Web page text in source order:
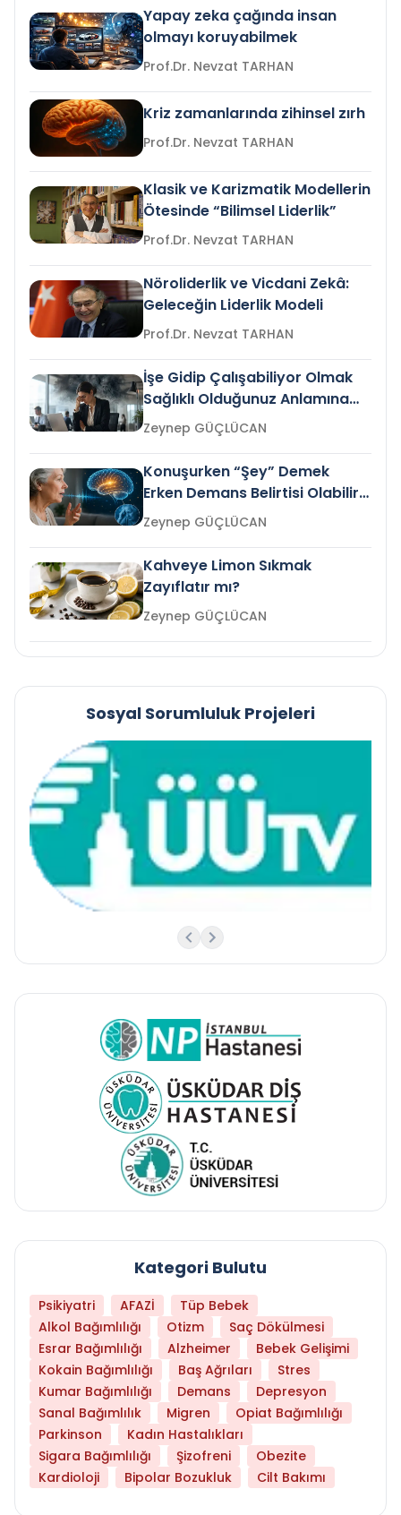
Yapay zeka çağında insan
olmayı koruyabilmek
Prof.Dr. Nevzat TARHAN
Kriz zamanlarında zihinsel zırh
Prof.Dr. Nevzat TARHAN
Klasik ve Karizmatik Modellerin
Ötesinde “Bilimsel Liderlik”
Prof.Dr. Nevzat TARHAN
Nöroliderlik ve Vicdani Zekâ:
Geleceğin Liderlik Modeli
Prof.Dr. Nevzat TARHAN
İşe Gidip Çalışabiliyor Olmak
Sağlıklı Olduğunuz Anlamına
Gelir mi?Zeynep GÜÇLÜCAN
Konuşurken “Şey” Demek
Erken Demans Belirtisi Olabilir
mi?
Zeynep GÜÇLÜCAN
Kahveye Limon Sıkmak
Zayıflatır mı?
Zeynep GÜÇLÜCAN
Sosyal Sorumluluk Projeleri
Kategori Bulutu
Psikiyatri AFAZİ
Tüp Bebek
Alkol Bağımlılığı
Otizm
Saç Dökülmesi
Esrar Bağımlılığı
Alzheimer
Bebek Gelişimi
Kokain Bağımlılığı
Baş Ağrıları
Stres
Kumar Bağımlılığı
Demans
Depresyon
Sanal Bağımlılık
Migren
Opiat Bağımlılığı
Parkinson
Kadın Hastalıkları
Sigara Bağımlılığı
Şizofreni
Obezite
Kardioloji
Bipolar Bozukluk Cilt Bakımı